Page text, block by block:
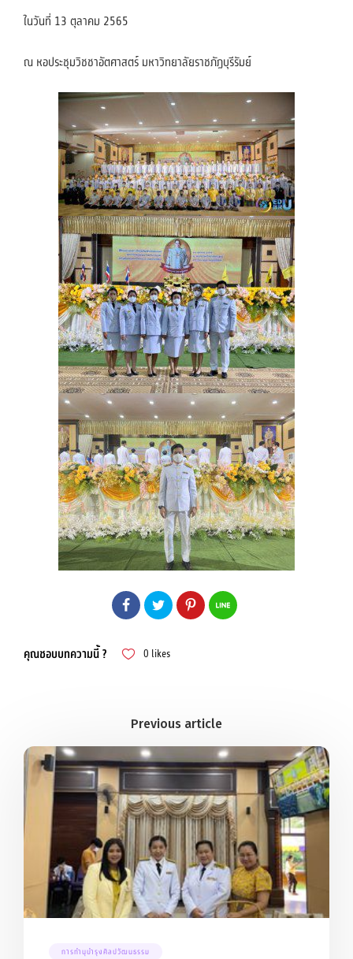
ในวันที่ 13 ตุลาคม 2565
ณ หอประชุมวิชชาอัตศาสตร์ มหาวิทยาลัยราชภัฏบุรีรัมย์
คุณชอบบทความนี้ ? 0 likes
การทำนุบำรุงศิลปวัฒนธรรม